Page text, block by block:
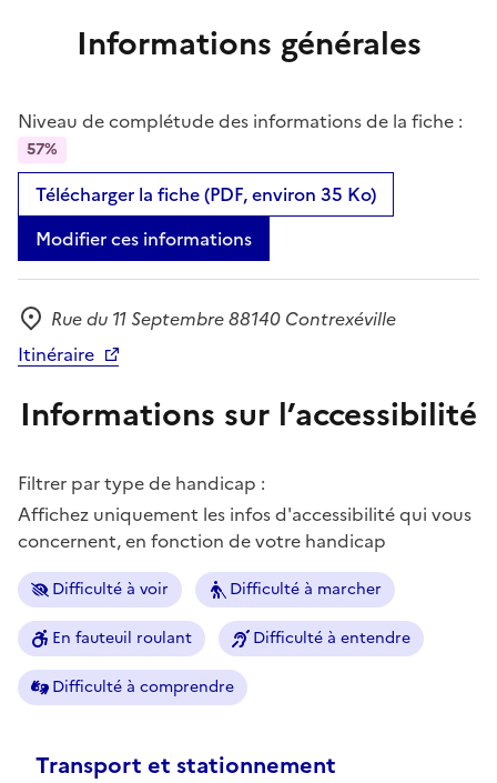
Informations générales
Niveau de complétude des informations de la fiche :
57%
Télécharger la fiche (PDF, environ 35 Ko)
Modifier ces informations
Adresse
Rue du 11 Septembre 88140 Contrexéville
Itinéraire
Informations sur l’accessibilité
Filtrer par type de handicap :
Affichez uniquement les infos d'accessibilité qui vous
concernent, en fonction de votre handicap
Difficulté à voir Difficulté à marcher
En fauteuil roulant Difficulté à entendre
Difficulté à comprendre
Transport et stationnement